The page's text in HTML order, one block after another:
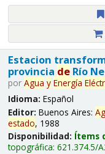
Estacion
provincia deRío
por Agua y Energía
Idioma: Español
Editor: Buenos Aires:
estado, 1988
Disponibilidad: Ítems
topográfica: 621.374.5/